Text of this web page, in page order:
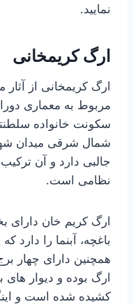
نمایید.
ارگ کریمخانی
ارگ کریمخانی از
مربوط به معماری
سکونت خانواده
شمال شرقی میدان
جالبی دارد و آن
نظامی است.
ارگ کریم خان دارای
باغچه، آبنما را
همچنین دارای چهار
ارگ بوده و دیوار های
کشیده شده است و